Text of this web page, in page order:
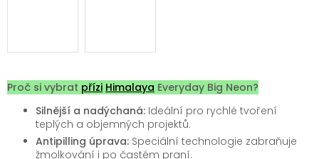
Proč si vybrat přízi Himalaya Everyday Big Neon?
Silnější a nadýchaná: Ideální pro rychlé tvoření
teplých a objemných projektů.
Antipilling úprava: Speciální technologie zabraňuje
žmolkování i po častém praní.